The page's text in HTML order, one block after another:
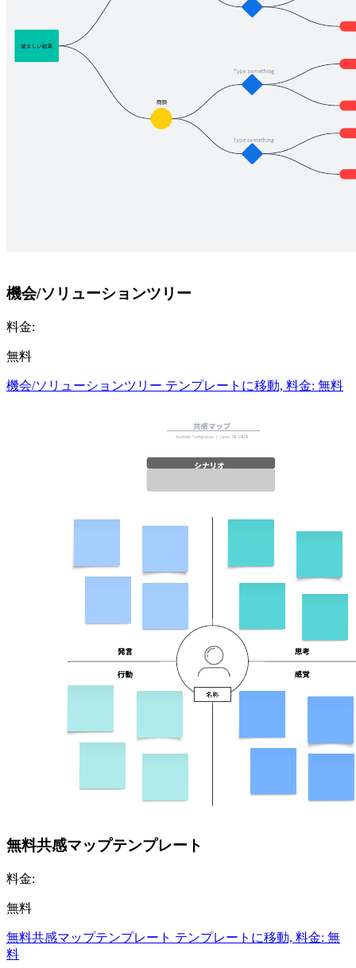
機会/ソリューションツリー
料金:
無料
機会/ソリューションツリー テンプレートに移動, 料金: 無料
無料共感マップテンプレート
料金:
無料
無料共感マップテンプレート テンプレートに移動, 料金: 無
料